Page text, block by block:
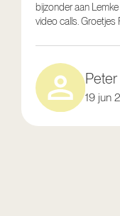
bijzonder aan
video calls. Groetjes
Peter
19 jun